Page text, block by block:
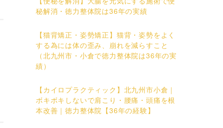
秘解消・徳力整体院は36年の実績
【猫背矯正・姿勢矯正】猫背・姿勢をよく
する為には体の歪み、崩れを減らすこと
（北九州市・小倉で徳力整体院は36年の実
績）
【カイロプラクティック】北九州市小倉｜
ボキボキしないで肩こり・腰痛・頭痛を根
本改善｜徳力整体院【36年の経験】